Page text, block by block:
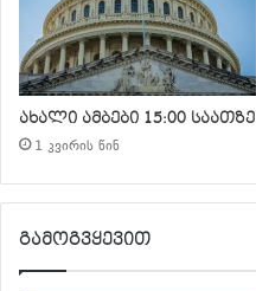
ახალი ამბები 15:00 საათზე
1 კვირის წინ
გამოგვყევით